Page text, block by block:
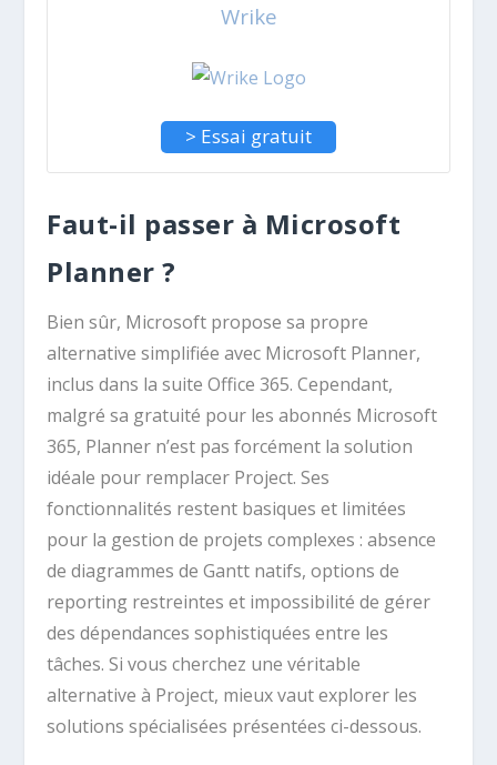
Wrike
> Essai gratuit
Faut-il passer à Microsoft
Planner ?
Bien sûr, Microsoft propose sa propre
alternative simplifiée avec Microsoft Planner,
inclus dans la suite Office 365. Cependant,
malgré sa gratuité pour les abonnés Microsoft
365, Planner n’est pas forcément la solution
idéale pour remplacer Project. Ses
fonctionnalités restent basiques et limitées
pour la gestion de projets complexes : absence
de diagrammes de Gantt natifs, options de
reporting restreintes et impossibilité de gérer
des dépendances sophistiquées entre les
tâches. Si vous cherchez une véritable
alternative à Project, mieux vaut explorer les
solutions spécialisées présentées ci-dessous.